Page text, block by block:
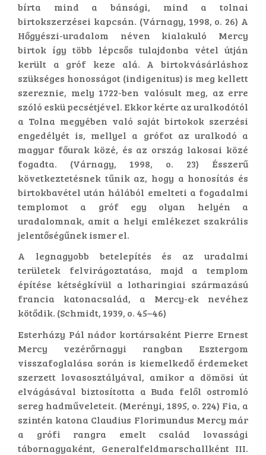
bírta mind a bánsági, mind a tolnai
birtokszerzései kapcsán. (Várnagy, 1998, o. 26) A
Hőgyészi-uradalom néven kialakuló Mercy
birtok így több lépcsős tulajdonba vétel útján
került a gróf keze alá. A birtokvásárláshoz
szükséges honosságot (indigenitus) is meg kellett
szereznie, mely 1722-ben valósult meg, az erre
szóló eskü pecsétjével. Ekkor kérte az uralkodótól
a Tolna megyében való saját birtokok szerzési
engedélyét is, mellyel a grófot az uralkodó a
magyar főurak közé, és az ország lakosai közé
fogadta. (Várnagy, 1998, o. 23) Ésszerű
következtetésnek tűnik az, hogy a honosítás és
birtokbavétel után hálából emelteti a fogadalmi
templomot a gróf egy olyan helyén a
uradalomnak, amit a helyi emlékezet szakrális
jelentőségűnek ismer el.
A legnagyobb betelepítés és az uradalmi
területek felvirágoztatása, majd a templom
építése kétségkívül a lotharingiai származású
francia katonacsalád, a Mercy-ek nevéhez
kötődik. (Schmidt, 1939, o. 45–46)
Esterházy Pál nádor kortársaként Pierre Ernest
Mercy vezérőrnagyi rangban Esztergom
visszafoglalása során is kiemelkedő érdemeket
szerzett lovasosztályával, amikor a dömösi út
elvágásával biztosította a Buda felől ostromló
sereg hadműveleteit. (Merényi, 1895, o. 224) Fia, a
szintén katona Claudius Florimundus Mercy már
a grófi rangra emelt család lovassági
tábornagyaként, Generalfeldmarschallként III.